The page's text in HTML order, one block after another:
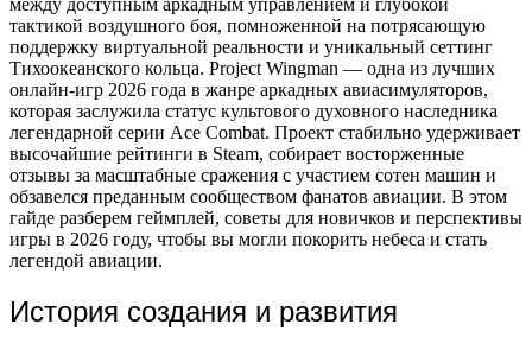
тактикой воздушного боя, помноженной на потрясающую
поддержку виртуальной реальности и уникальный сеттинг
Тихоокеанского кольца. Project Wingman — одна из лучших
онлайн-игр 2026 года в жанре аркадных авиасимуляторов,
которая заслужила статус культового духовного наследника
легендарной серии Ace Combat. Проект стабильно удерживает
высочайшие рейтинги в Steam, собирает восторженные
отзывы за масштабные сражения с участием сотен машин и
обзавелся преданным сообществом фанатов авиации. В этом
гайде разберем геймплей, советы для новичков и перспективы
игры в 2026 году, чтобы вы могли покорить небеса и стать
легендой авиации.
История создания и развития